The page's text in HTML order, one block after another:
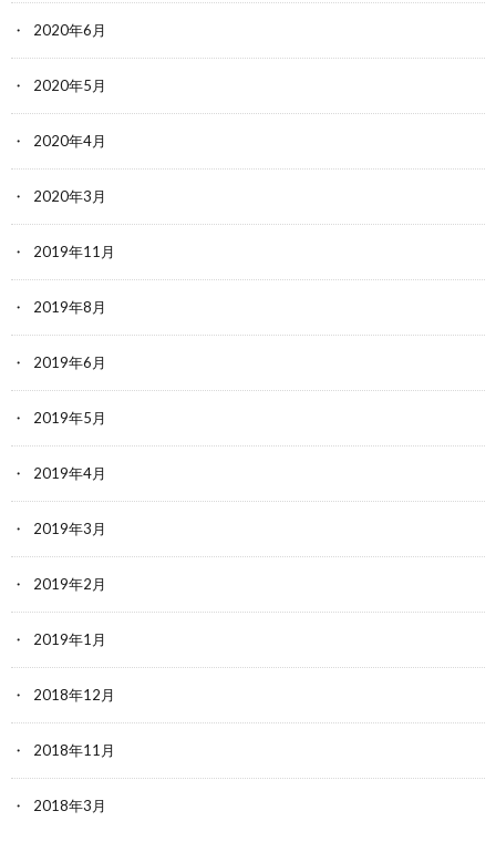
2020年6月
2020年5月
2020年4月
2020年3月
2019年11月
2019年8月
2019年6月
2019年5月
2019年4月
2019年3月
2019年2月
2019年1月
2018年12月
2018年11月
2018年3月